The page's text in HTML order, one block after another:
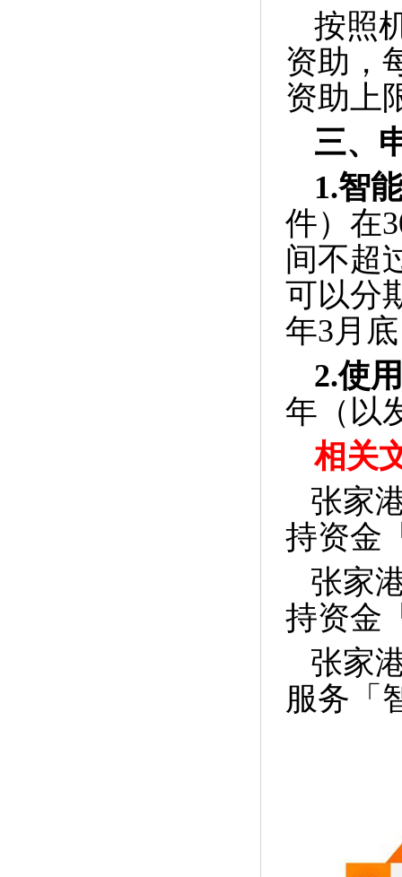
按照
资助，
资助上
三、
1.智
件）在
间不超
可以分
年3月
2.使
年（以
相关
张家
持资金
张家
持资金
张家
服务「